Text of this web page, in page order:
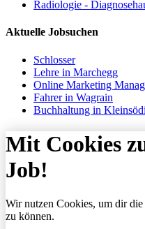
Radiologie -
Aktuelle Jobsuchen
Schlosser
Lehre in Marchegg
Online Marketing
Fahrer in Wagrain
Buchhaltung in
Mit Cookies
Job!
Wir nutzen Cookies, um dir
zu können.